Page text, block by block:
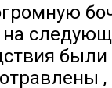
,